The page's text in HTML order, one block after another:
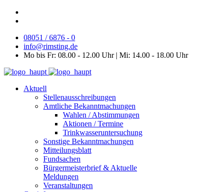
08051 / 6876 - 0
info@rimsting.de
Mo bis Fr: 08.00 - 12.00 Uhr | Mi: 14.00 - 18.00 Uhr
Aktuell
Stellenausschreibungen
Amtliche Bekanntmachungen
Wahlen / Abstimmungen
Aktionen / Termine
Trinkwasseruntersuchung
Sonstige Bekanntmachungen
Mitteilungsblatt
Fundsachen
Bürgermeisterbrief & Aktuelle
Meldungen
Veranstaltungen